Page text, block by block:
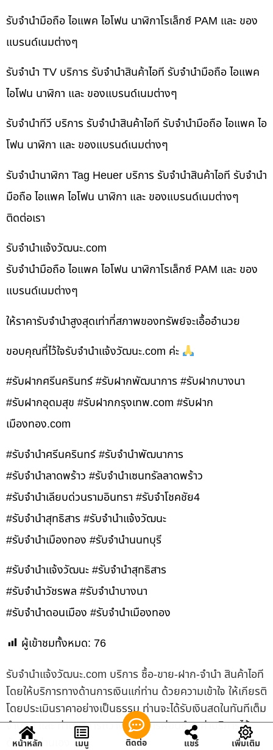
รับจำนำมือถือ ไอแพค ไอโฟน นาฬิกาโรเล็กซ์ PAM และ ของ
แบรนด์เนมต่างๆ
รับจำนำ TV บริการ รับจำนำสินค้าไอที รับจำนำมือถือ ไอแพค
ไอโฟน นาฬิกา และ ของแบรนด์เนมต่างๆ
รับจำนำทีวี บริการ รับจำนำสินค้าไอที รับจำนำมือถือ ไอแพค ไอ
โฟน นาฬิกา และ ของแบรนด์เนมต่างๆ
รับจำนำนาฬิกา Tag Heuer บริการ รับจำนำสินค้าไอที รับจำนำ
มือถือ ไอแพค ไอโฟน นาฬิกา และ ของแบรนด์เนมต่างๆ
ติดต่อเรา
รับจํานําแจ้งวัฒนะ.com
รับจำนำมือถือ ไอแพค ไอโฟน นาฬิกาโรเล็กซ์ PAM และ ของ
แบรนด์เนมต่างๆ
ให้ราคารับจำนำสูงสุดเท่าที่สภาพของทรัพย์จะเอื้ออำนวย
ขอบคุณที่ไว้ใจรับจำนำแจ้งวัฒนะ.com ค่ะ
#รับฝากศรีนครินทร์ #รับฝากพัฒนาการ #รับฝากบางนา
#รับฝากอุดมสุข #รับฝากกรุงเทพ.com #รับฝาก
เมืองทอง.com
#รับจำนำศรีนครินทร์ #รับจำนำพัฒนาการ
#รับจำนำลาดพร้าว #รับจำนำเซนทรัลลาดพร้าว
#รับจำนำเลียบด่วนรามอินทรา #รับจำโชคชัย4
#รับจำนำสุทธิสาร #รับจำนำแจ้งวัฒนะ
#รับจำนำเมืองทอง #รับจำนำนนทบุรี
#รับจำนำแจ้งวัฒนะ #รับจำนำสุทธิสาร
#รับจำนำวัชรพล #รับจำนำบางนา
#รับจำนำดอนเมือง #รับจำนำเมืองทอง
ผู้เข้าชมทั้งหมด: 76
รับจํานําแจ้งวัฒนะ.com บริการ ซื้อ-ขาย-ฝาก-จำนำ สินค้าไอที
โดยให้บริการทางด้านการเงินแก่ท่าน ด้วยความเข้าใจ ให้เกียรติ
โดยประเมินราคาอย่างเป็นธรรม ท่านจะได้รับเงินสดในทันทีเต็ม
จำนวน และ ท่านสามารถวางแผนการผ่อนชำระค่าบริการได้
ด้วยตัวท่านเอง
หน้าหลัก เมนู ติดต่อ แชร์ เพิ่มเติม